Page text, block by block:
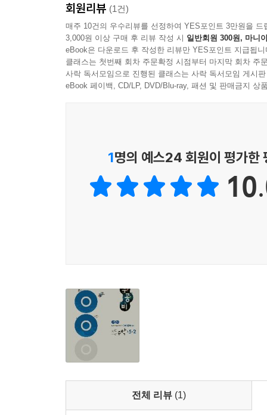
1. 개념을 익히면서 문제를 해결하는 능력까지 기
2. 개념을 쉽고 오랫동안 기억하게 하는 이미지 연
3. 기본 문제부터 기출 문제까지 실력을 키울 수 있
회원리뷰 (1건)
매주 10건의 우수리뷰를 선정하여 YES포인트 3만원을 드
3,000원 이상 구매 후 리뷰 작성 시 일반회원 300원, 마니
eBook은 다운로드 후 작성한 리뷰만 YES포인트 지급됩니
클래스는 첫번째 회차 주문확정 시점부터 마지막 회차 주
사락 독서모임으로 진행된 클래스는 사락 독서모임 게시
eBook 페이백, CD/LP, DVD/Blu-ray, 패션 및 판매금지 상
1명의 예스24 회원이 평가한
전체 리뷰 (1)